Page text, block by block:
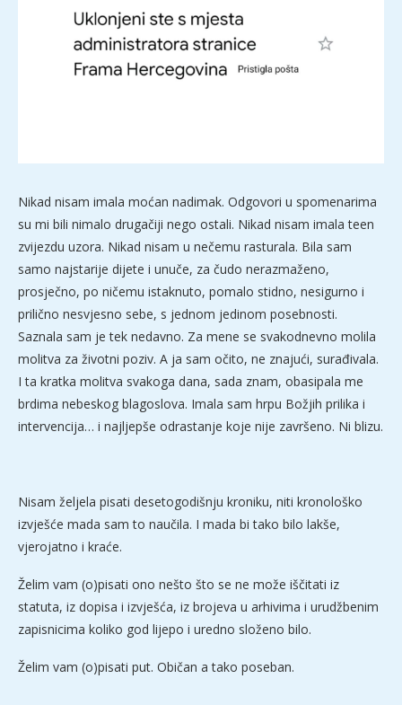
Nikad nisam imala moćan nadimak. Odgovori u spomenarima
su mi bili nimalo drugačiji nego ostali. Nikad nisam imala teen
zvijezdu uzora. Nikad nisam u nečemu rasturala. Bila sam
samo najstarije dijete i unuče, za čudo nerazmaženo,
prosječno, po ničemu istaknuto, pomalo stidno, nesigurno i
prilično nesvjesno sebe, s jednom jedinom posebnosti.
Saznala sam je tek nedavno. Za mene se svakodnevno molila
molitva za životni poziv. A ja sam očito, ne znajući, surađivala.
I ta kratka molitva svakoga dana, sada znam, obasipala me
brdima nebeskog blagoslova. Imala sam hrpu Božjih prilika i
intervencija… i najljepše odrastanje koje nije završeno. Ni blizu.
Nisam željela pisati desetogodišnju kroniku, niti kronološko
izvješće mada sam to naučila. I mada bi tako bilo lakše,
vjerojatno i kraće.
Želim vam (o)pisati ono nešto što se ne može iščitati iz
statuta, iz dopisa i izvješća, iz brojeva u arhivima i urudžbenim
zapisnicima koliko god lijepo i uredno složeno bilo.
Želim vam (o)pisati put. Običan a tako poseban.